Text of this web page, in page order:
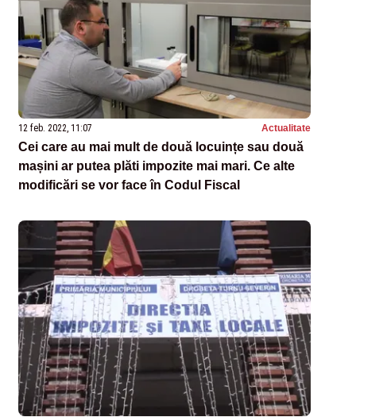
12 feb. 2022, 11:07 Actualitate
Cei care au mai mult de două locuințe sau două
mașini ar putea plăti impozite mai mari. Ce alte
modificări se vor face în Codul Fiscal